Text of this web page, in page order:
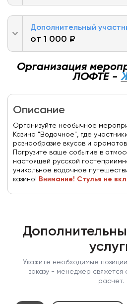
Дополнительный
от 1 000 ₽
Организация
ЛОФТЕ -
Описание
Организуйте необычное
Казино "Водочное", где
разнообразие вкусов и
Погрузите ваше событие в
настоящей русской
уникальное водочное
казино! Внимание! Стулья не
Укажите необходимые
заказу - менеджер свяжется
расчет.